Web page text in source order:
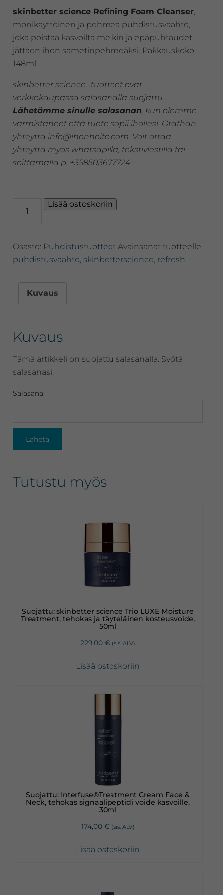
skinbetter science Refining Foam Cleanser,
monikäyttöinen ja pehmeä puhdistusvaahto,
joka poistaa kasvoilta meikin ja epäpuhtaudet
jättäen ihon sametinpehmeäksi. Pakkauskoko
148ml
skinbetter science -tuotteet ovat
verkkokaupassa salasanalla suojattu.
Lähetämme sinulle salasanan, kun olemme
varmistaneet että tuote sopii ihollesi. Otathan
yhteyttä info@ihonhoito.com. Voit ottaa
yhteyttä myös whatsapilla, tekstiviestillä tai
soittamalla p. +358503677724
science
Cleanser,
monikäyttöinen
määrä
Lisää ostoskoriin
Osasto: Puhdistustuotteet Avainsanat tuotteelle
puhdistusvaahto, skinbetterscience, refresh
Kuvaus
Kuvaus
Tämä artikkeli on suojattu salasanalla. Syötä
salasanasi:
Salasana:
Tutustu myös
Suojattu: skinbetter science Trio LUXE Moisture
Treatment, tehokas ja täyteläinen kosteusvoide,
50ml
229,00 € (sis. ALV)
Lisää ostoskoriin
Suojattu: Interfuse®Treatment Cream Face &
Neck, tehokas signaalipeptidi voide kasvoille,
30ml
174,00 € (sis. ALV)
Lisää ostoskoriin